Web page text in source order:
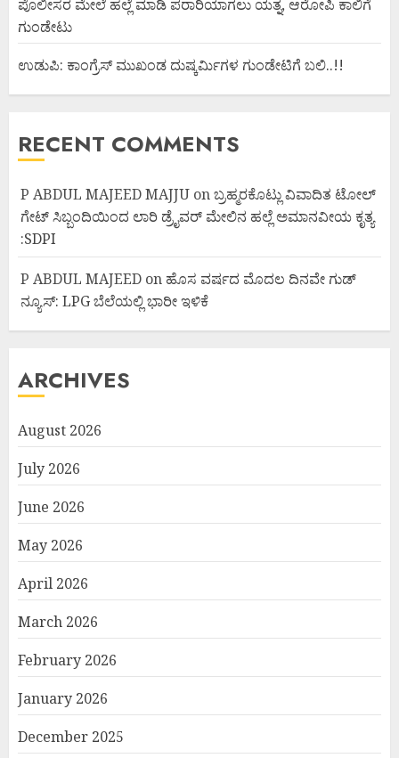
ಪೊಲೀಸರ ಮೇಲೆ ಹಲ್ಲೆ ಮಾಡಿ ಪರಾರಿಯಾಗಲು ಯತ್ನ, ಆರೋಪಿ ಕಾಲಿಗೆ
ಗುಂಡೇಟು
ಉಡುಪಿ: ಕಾಂಗ್ರೆಸ್ ಮುಖಂಡ ದುಷ್ಕರ್ಮಿಗಳ ಗುಂಡೇಟಿಗೆ ಬಲಿ..!!
RECENT COMMENTS
P ABDUL MAJEED MAJJU onಬ್ರಹ್ಮರಕೊಟ್ಲು ವಿವಾದಿತ ಟೋಲ್
ಗೇಟ್ ಸಿಬ್ಬಂದಿಯಿಂದ ಲಾರಿ ಡ್ರೈವರ್ ಮೇಲಿನ ಹಲ್ಲೆ ಅಮಾನವೀಯ ಕೃತ್ಯ
:SDPI
P ABDUL MAJEED on ಹೊಸ ವರ್ಷದ ಮೊದಲ ದಿನವೇ ಗುಡ್
ನ್ಯೂಸ್: LPG ಬೆಲೆಯಲ್ಲಿ ಭಾರೀ ಇಳಿಕೆ
ARCHIVES
August 2026
July 2026
June 2026
May 2026
April 2026
March 2026
February 2026
January 2026
December 2025